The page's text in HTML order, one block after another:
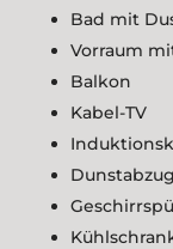
Bad mit
Vorraum
Balkon
Kabel-TV
Dunstabzug